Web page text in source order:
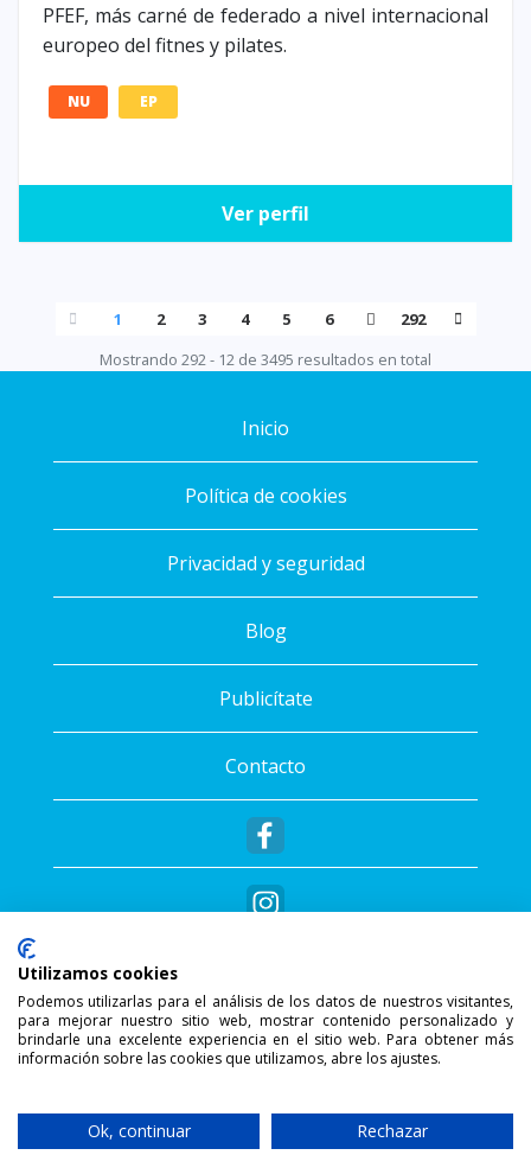
PFEF, más carné de federado a nivel internacional
europeo del fitnes y pilates.
NU EP
Ver perfil
1 2 3 4 5 6
292
Mostrando 292 - 12 de 3495 resultados en total
Inicio
Política de cookies
Privacidad y seguridad
Blog
Publicítate
Contacto
Copyright © 2026 - Sportalis®. Todos los
derechos reservados.
SSL Secure Connection
Utilizamos cookies
Podemos utilizarlas para el análisis de los datos de nuestros visitantes,
para mejorar nuestro sitio web, mostrar contenido personalizado y
brindarle una excelente experiencia en el sitio web. Para obtener más
información sobre las cookies que utilizamos, abre los ajustes.
Ok, continuar Rechazar